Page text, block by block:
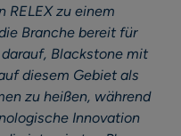
RELEX zu einem
Branche bereit für
Blackstone mit
diesem Gebiet als
zu heißen, während
Innovation